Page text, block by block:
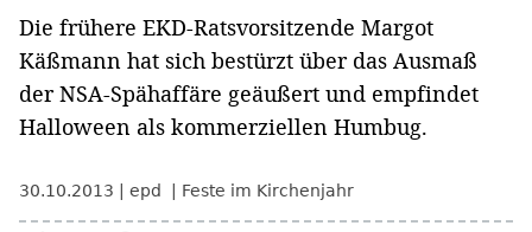
Die frühere EKD-Ratsvorsitzende Margot
Käßmann hat sich bestürzt über das Ausmaß
der NSA-Spähaffäre geäußert und empfindet
Halloween als kommerziellen Humbug.
30.10.2013 epd Feste im Kirchenjahr